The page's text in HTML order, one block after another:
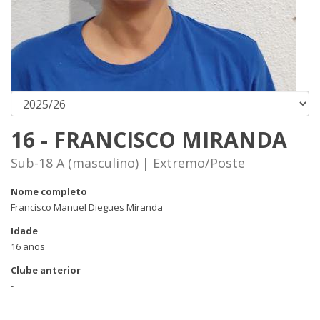
16 - FRANCISCO MIRANDA
Sub-18 A (masculino) | Extremo/Poste
Nome completo
Francisco Manuel Diegues Miranda
Idade
16 anos
Clube anterior
-